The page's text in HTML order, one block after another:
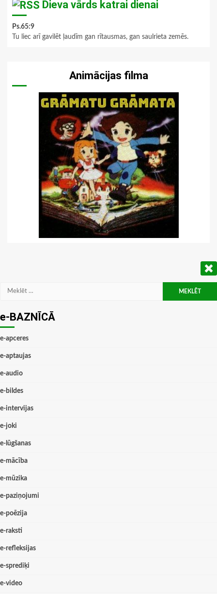
Dieva vārds katrai dienai
Ps.65:9
Tu liec arī gavilēt ļaudīm gan rītausmas, gan saulrieta zemēs.
Animācijas filma
Meklēt:
e-BAZNĪCĀ
e-apceres
e-aptaujas
e-audio
e-bildes
e-intervijas
e-joki
e-lūgšanas
e-mācība
e-mūzika
e-paziņojumi
e-poēzija
e-raksti
e-refleksijas
e-sprediķi
e-video